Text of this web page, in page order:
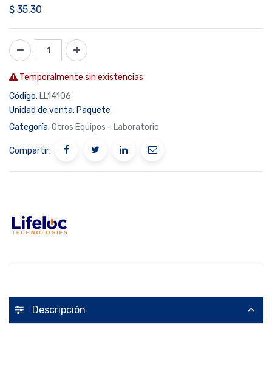
$ 35.30
Temporalmente sin existencias
Código: LL14106
Unidad de venta: Paquete
Categoría: Otros Equipos - Laboratorio
Compartir:
Descripción